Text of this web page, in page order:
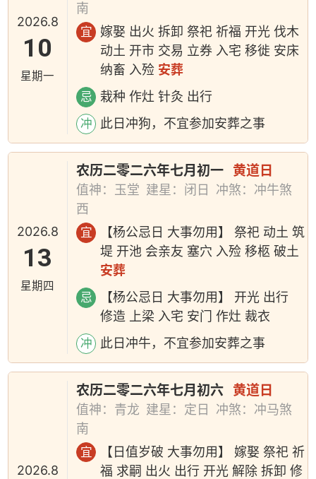
2026.8
10
星期一
南
宜
嫁娶 出火 拆卸 祭祀 祈福 开光 伐木
动土 开市 交易 立券 入宅 移徙 安床
纳畜 入殓 安葬
忌 栽种 作灶 针灸 出行
冲 此日冲狗，不宜参加安葬之事
2026.8
13
星期四
农历二零二六年七月初一 黄道日
值神：玉堂 建星：闭日
冲煞：冲牛煞
西
宜
【杨公忌日 大事勿用】 祭祀 动土 筑
堤 开池 会亲友 塞穴 入殓 移柩 破土
安葬
忌
【杨公忌日 大事勿用】 开光 出行
修造 上梁 入宅 安门 作灶 裁衣
冲 此日冲牛，不宜参加安葬之事
2026.8
农历二零二六年七月初六 黄道日
值神：青龙 建星：定日
冲煞：冲马煞
南
宜
【日值岁破 大事勿用】 嫁娶 祭祀 祈
福 求嗣 出火 出行 开光 解除 拆卸 修